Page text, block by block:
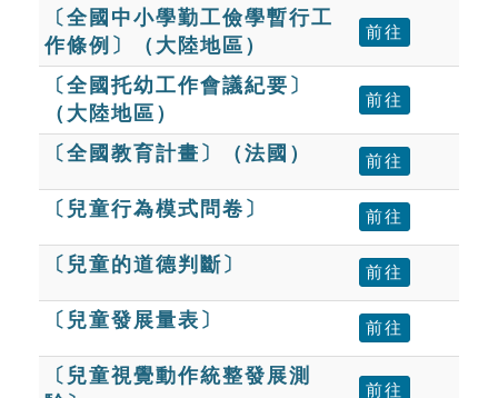
教學應用
貓頭鷹博士
〔全國中小學勤工儉學暫行工
作條例〕（大陸地區）
前往
〔全國托幼工作會議紀要〕
（大陸地區）
前往
〔全國教育計畫〕（法國） 前往
〔兒童行為模式問卷〕 前往
〔兒童的道德判斷〕 前往
〔兒童發展量表〕 前往
〔兒童視覺動作統整發展測
前往